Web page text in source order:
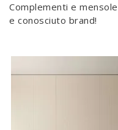
Complementi e
e conosciuto brand!